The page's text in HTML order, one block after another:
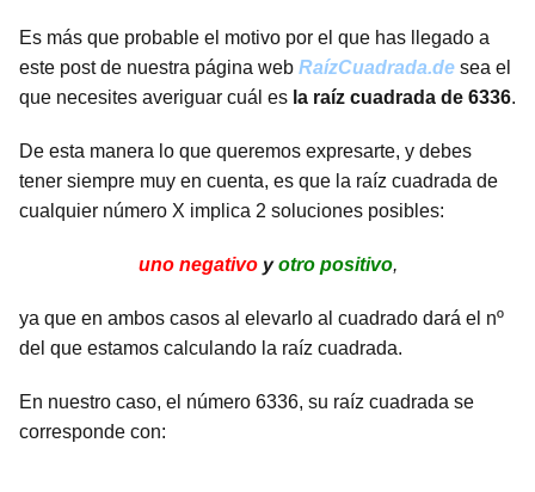
Es más que probable el motivo por el que has llegado a
este post de nuestra página web RaízCuadrada.de sea el
que necesites averiguar cuál es la raíz cuadrada de 6336.
De esta manera lo que queremos expresarte, y debes
tener siempre muy en cuenta, es que la raíz cuadrada de
cualquier número X implica 2 soluciones posibles:
uno negativoyotro positivo,
ya que en ambos casos al elevarlo al cuadrado dará el nº
del que estamos calculando la raíz cuadrada.
En nuestro caso, el número 6336, su raíz cuadrada se
corresponde con: